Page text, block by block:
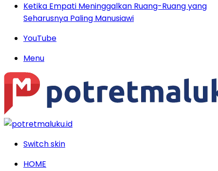
Ketika Empati Meninggalkan Ruang-Ruang yang
Seharusnya Paling Manusiawi
YouTube
Menu
Switch skin
HOME